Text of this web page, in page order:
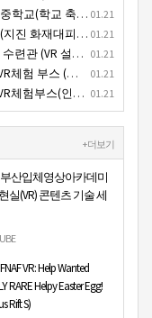
01.21
VR 컨텐츠 ) - VR렌탈대여 행사
01.21
체험) _ VR 렌탈대여행사
01.21
설치) - VR구축 판매
01.21
뮬레이터 체험)- VR렌탈
01.21
VR체험)-VR렌탈대여
+ 더보기
부산입체영상아카데미
실(VR) 콘텐츠 기술 세
텐츠코리아 랩에서 가상
실관련 시장의 동향과 가
에 대한 정보 등을 알아보
다.
FNAF VR: Help Wanted
RARE Helpy Easter Egg!
Rift S)